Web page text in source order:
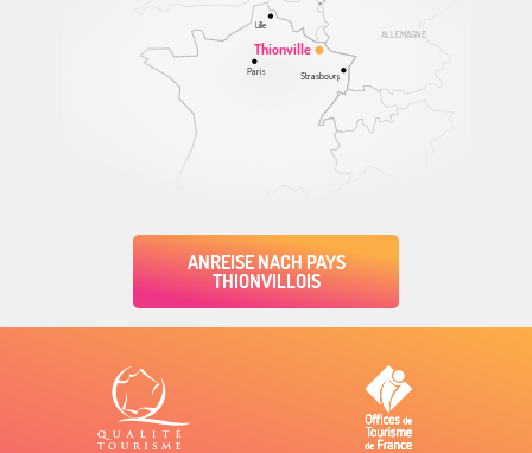
ALLEMAGNE
Thionville
Lille
Paris Strasbourg
ANREISE NACH PAYS
THIONVILLOIS